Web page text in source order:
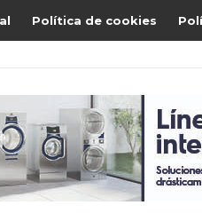
Política de cookies